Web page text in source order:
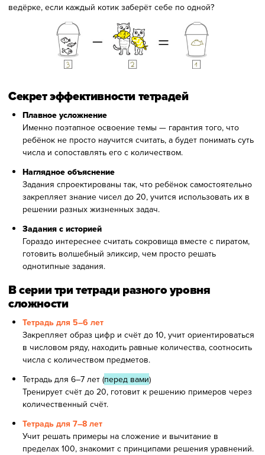
ведёрке, если каждый котик заберёт себе по одной?
Секрет эффективности тетрадей
Плавное усложнение
Именно поэтапное освоение темы — гарантия того, что
ребёнок не просто научится считать, а будет понимать суть
числа и сопоставлять его с количеством.
Наглядное объяснение
Задания спроектированы так, что ребёнок самостоятельно
закрепляет знание чисел до 20, учится использовать их в
решении разных жизненных задач.
Задания с историей
Гораздо интереснее считать сокровища вместе с пиратом,
готовить волшебный эликсир, чем просто решать
однотипные задания.
В серии три тетради разного уровня
сложности
Тетрадь для 5–6 лет
Закрепляет образ цифр и счёт до 10, учит ориентироваться
в числовом ряду, находить равные количества, соотносить
числа с количеством предметов.
Тетрадь для 6–7 лет (перед вами)
Тренирует счёт до 20, готовит к решению примеров через
количественный счёт.
Тетрадь для 7–8 лет
Учит решать примеры на сложение и вычитание в
пределах 100, знакомит с принципами решения уравнений.